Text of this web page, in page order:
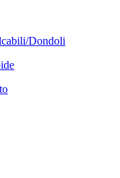
Dondoli